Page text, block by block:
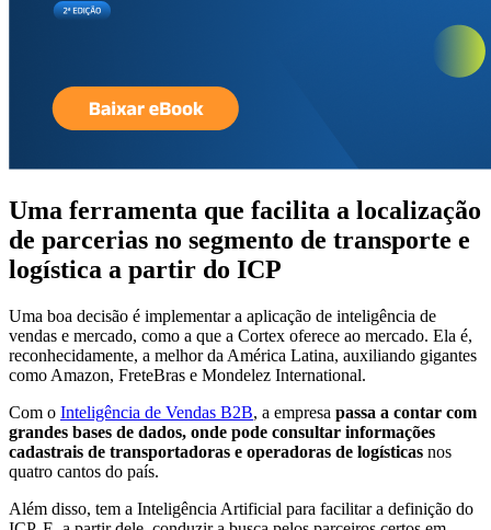
Uma ferramenta que facilita a localização
de parcerias no segmento de transporte e
logística a partir do ICP
Uma boa decisão é implementar a aplicação de inteligência de
vendas e mercado, como a que a Cortex oferece ao mercado. Ela é,
reconhecidamente, a melhor da América Latina, auxiliando gigantes
como Amazon, FreteBras e Mondelez International.
Com o Inteligência de Vendas B2B, a empresa passa a contar com
grandes bases de dados, onde pode consultar informações
cadastrais de transportadoras e operadoras de logísticas nos
quatro cantos do país.
Além disso, tem a Inteligência Artificial para facilitar a definição do